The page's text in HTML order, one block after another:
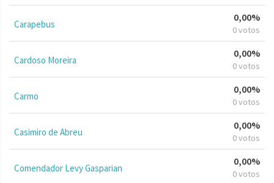
Carapebus
0,00%
0 votos
Cardoso Moreira
0,00%
0 votos
Carmo
0,00%
0 votos
Casimiro de Abreu
0,00%
0 votos
Comendador Levy Gasparian
0,00%
0 votos